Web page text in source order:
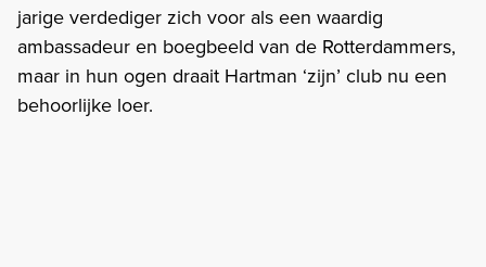
jarige verdediger zich voor als een waardig
ambassadeur en boegbeeld van de Rotterdammers,
maar in hun ogen draait Hartman ‘zijn’ club nu een
behoorlijke loer.